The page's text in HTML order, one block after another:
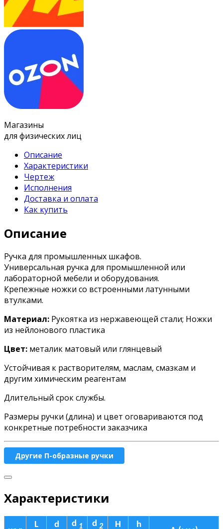
Магазины
для физических лиц
Описание
Характеристики
Чертеж
Исполнения
Доставка и оплата
Как купить
Описание
Ручка для промышленных шкафов.
Универсальная ручка для промышленной или
лабораторной мебели и оборудования.
Крепежные ножки со встроенными латунными
втулками.
Материал: Рукоятка из нержавеющей стали; Ножки
из нейлонового пластика
Цвет: металик матовый или глянцевый
Устойчивая к растворителям, маслам, смазкам и
другим химическим реагентам
Длительный срок службы.
Размеры ручки (длина) и цвет оговариваются под
конкретные потребности заказчика
Другие П-образные ручки
Характеристики
L d d 1 d 2 H h